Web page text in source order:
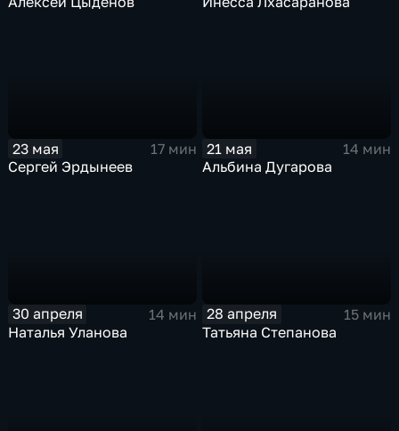
23 мая
17 мин
Сергей Эрдынеев
21 мая
14 мин
Альбина Дугарова
30 апреля
14 мин
Наталья Уланова
28 апреля
15 мин
Татьяна Степанова